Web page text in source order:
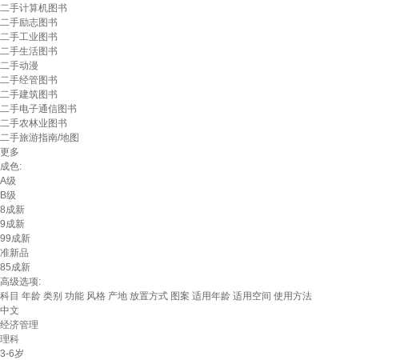
二手计算机图书
二手励志图书
二手工业图书
二手生活图书
二手动漫
二手经管图书
二手建筑图书
二手电子通信图书
二手农林业图书
二手旅游指南/地图
更多
成色:
A级
B级
8成新
9成新
99成新
准新品
85成新
高级选项:
科目 年龄 类别 功能 风格 产地 放置方式 图案 适用年龄 适用空间 使用方法
中文
经济管理
理科
3-6岁